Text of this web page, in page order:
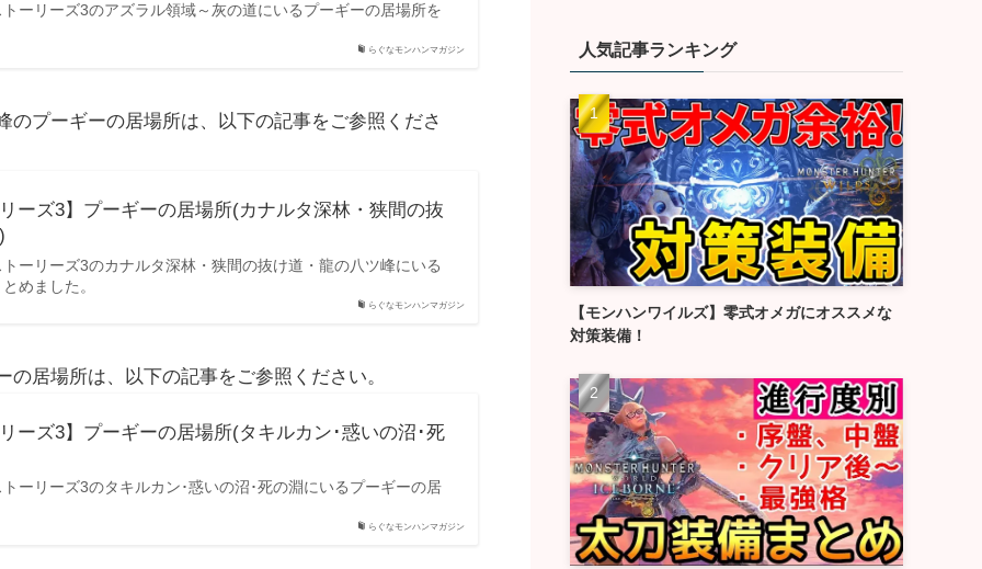
らぐなモンハンマガジン
ーリーズ3のアズラル領域～灰の道にいるプーギーの居場所を
プーギーの居場所は、以下の記事をご参照くださ
らぐなモンハンマガジン
ーズ3】プーギーの居場所(カナルタ深林・狭間の抜
ーリーズ3のカナルタ深林・狭間の抜け道・龍の八ツ峰にいる
めました。
居場所は、以下の記事をご参照ください。
らぐなモンハンマガジン
ーズ3】プーギーの居場所(タキルカン･惑いの沼･死
ーリーズ3のタキルカン･惑いの沼･死の淵にいるプーギーの居
人気記事ランキング
【モンハンワイルズ】零式オメガにオススメな
対策装備！